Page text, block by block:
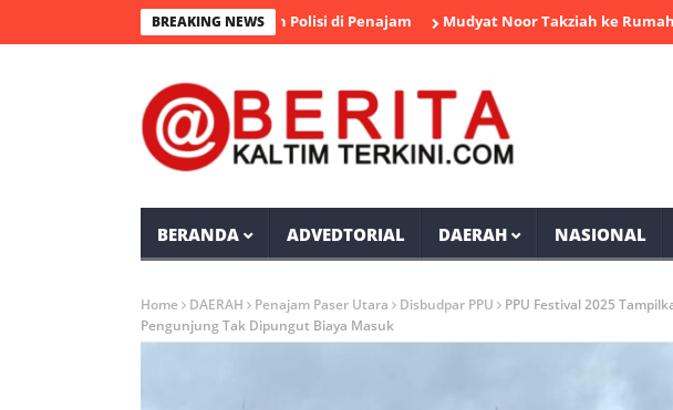
BREAKING NEWS
Pengedar Sabu Diamankan Polisi di Penajam Mudyat Noor Takziah ke Rumah Duka
BERANDA ADVEDTORIAL DAERAH NASIONAL
Home DAERAH Penajam Paser Utara Disbudpar PPU
PPU Festival 2025
Pengunjung Tak Dipungut Biaya Masuk